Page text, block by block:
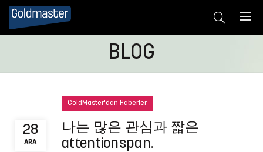
BLOG
28
ARA
GoldMaster'dan Haberler
나는 많은 관심과 짧은
attentionspan.